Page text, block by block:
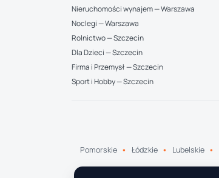
Nieruchomości wynajem — Warszawa
Noclegi — Warszawa
Rolnictwo — Szczecin
Dla Dzieci — Szczecin
Firma i Przemysł — Szczecin
Sport i Hobby — Szczecin
Pomorskie
Łódzkie Lubelskie